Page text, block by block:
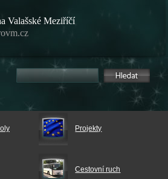
Valašské Meziříčí
Projekty
Cestovní ruch